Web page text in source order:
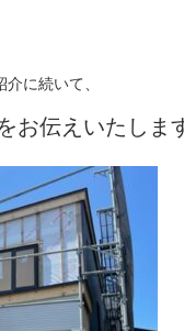
介に続いて、
お伝えいたしま